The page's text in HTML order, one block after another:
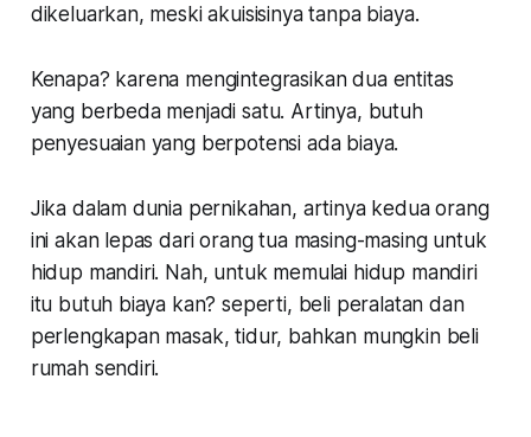
dikeluarkan, meski akuisisinya tanpa biaya.
Kenapa? karena mengintegrasikan dua entitas
yang berbeda menjadi satu. Artinya, butuh
penyesuaian yang berpotensi ada biaya.
Jika dalam dunia pernikahan, artinya kedua orang
ini akan lepas dari orang tua masing-masing untuk
hidup mandiri. Nah, untuk memulai hidup mandiri
itu butuh biaya kan? seperti, beli peralatan dan
perlengkapan masak, tidur, bahkan mungkin beli
rumah sendiri.